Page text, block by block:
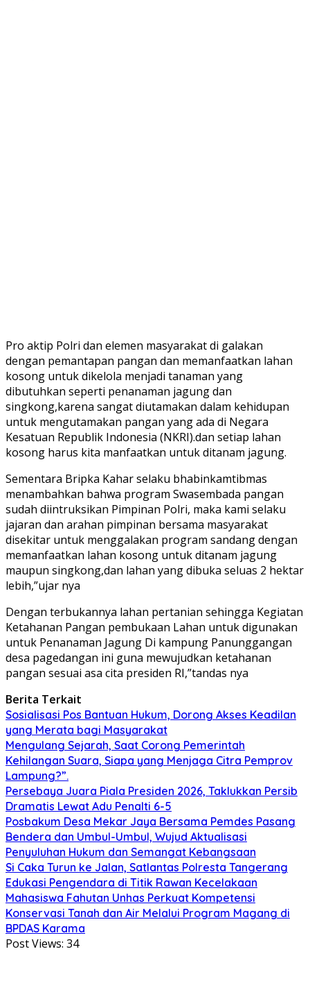
Pro aktip Polri dan elemen masyarakat di galakan
dengan pemantapan pangan dan memanfaatkan lahan
kosong untuk dikelola menjadi tanaman yang
dibutuhkan seperti penanaman jagung dan
singkong,karena sangat diutamakan dalam kehidupan
untuk mengutamakan pangan yang ada di Negara
Kesatuan Republik Indonesia (NKRI).dan setiap lahan
kosong harus kita manfaatkan untuk ditanam jagung.
Sementara Bripka Kahar selaku bhabinkamtibmas
menambahkan bahwa program Swasembada pangan
sudah diintruksikan Pimpinan Polri, maka kami selaku
jajaran dan arahan pimpinan bersama masyarakat
disekitar untuk menggalakan program sandang dengan
memanfaatkan lahan kosong untuk ditanam jagung
maupun singkong,dan lahan yang dibuka seluas 2 hektar
lebih,”ujar nya
Dengan terbukannya lahan pertanian sehingga Kegiatan
Ketahanan Pangan pembukaan Lahan untuk digunakan
untuk Penanaman Jagung Di kampung Panunggangan
desa pagedangan ini guna mewujudkan ketahanan
pangan sesuai asa cita presiden RI,”tandas nya
Berita Terkait
Sosialisasi Pos Bantuan Hukum, Dorong Akses Keadilan
yang Merata bagi Masyarakat
Mengulang Sejarah, Saat Corong Pemerintah
Kehilangan Suara, Siapa yang Menjaga Citra Pemprov
Lampung?”.
Persebaya Juara Piala Presiden 2026, Taklukkan Persib
Dramatis Lewat Adu Penalti 6-5
Posbakum Desa Mekar Jaya Bersama Pemdes Pasang
Bendera dan Umbul-Umbul, Wujud Aktualisasi
Penyuluhan Hukum dan Semangat Kebangsaan
Si Caka Turun ke Jalan, Satlantas Polresta Tangerang
Edukasi Pengendara di Titik Rawan Kecelakaan
Mahasiswa Fahutan Unhas Perkuat Kompetensi
Konservasi Tanah dan Air Melalui Program Magang di
BPDAS Karama
Post Views: 34